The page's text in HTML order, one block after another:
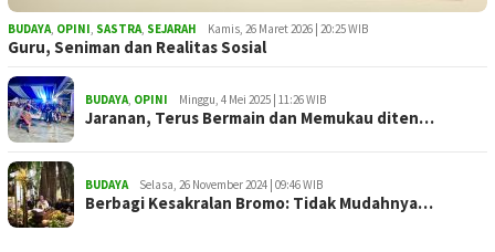
BUDAYA, OPINI, SASTRA, SEJARAH Kamis, 26 Maret 2026 | 20:25 WIB
Guru, Seniman dan Realitas Sosial
BUDAYA, OPINI Minggu, 4 Mei 2025 | 11:26 WIB
Jaranan, Terus Bermain dan Memukau diten…
BUDAYA Selasa, 26 November 2024 | 09:46 WIB
Berbagi Kesakralan Bromo: Tidak Mudahnya…